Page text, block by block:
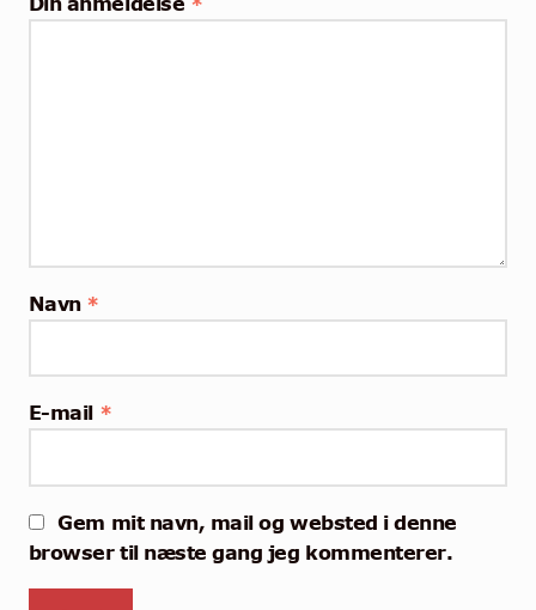
Navn *
E-mail *
Gem mit navn, mail og websted i denne
browser til næste gang jeg kommenterer.